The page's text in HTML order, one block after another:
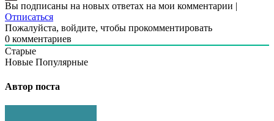
Вы подписаны на новых ответах на мои комментарии |
Отписаться
Пожалуйста, войдите, чтобы прокомментировать
0 комментариев
Старые
Новые Популярные
Автор поста